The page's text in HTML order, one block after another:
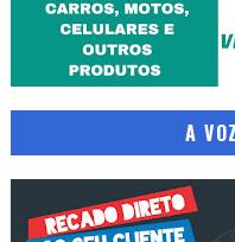
A